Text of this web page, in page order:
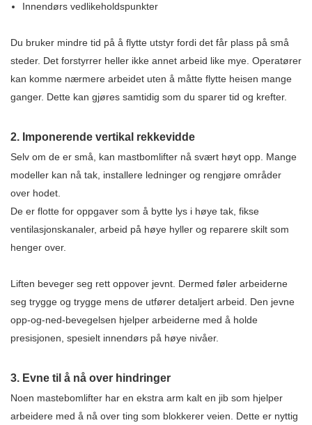
Innendørs vedlikeholdspunkter
Du bruker mindre tid på å flytte utstyr fordi det får plass på små
steder. Det forstyrrer heller ikke annet arbeid like mye. Operatører
kan komme nærmere arbeidet uten å måtte flytte heisen mange
ganger. Dette kan gjøres samtidig som du sparer tid og krefter.
2. Imponerende vertikal rekkevidde
Selv om de er små, kan mastbomlifter nå svært høyt opp. Mange
modeller kan nå tak, installere ledninger og rengjøre områder
over hodet.
De er flotte for oppgaver som å bytte lys i høye tak, fikse
ventilasjonskanaler, arbeid på høye hyller og reparere skilt som
henger over.
Liften beveger seg rett oppover jevnt. Dermed føler arbeiderne
seg trygge og trygge mens de utfører detaljert arbeid. Den jevne
opp-og-ned-bevegelsen hjelper arbeiderne med å holde
presisjonen, spesielt innendørs på høye nivåer.
3. Evne til å nå over hindringer
Noen mastebomlifter har en ekstra arm kalt en jib som hjelper
arbeidere med å nå over ting som blokkerer veien. Dette er nyttig